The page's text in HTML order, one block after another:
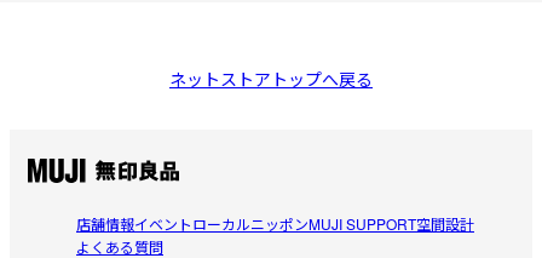
ネットストアトップへ戻る
店舗情報イベントローカルニッポンMUJI SUPPORT空間設計
よくある質問